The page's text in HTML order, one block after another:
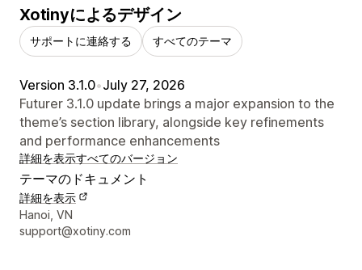
Xotinyによるデザイン
サポートに連絡する すべてのテーマ
Version 3.1.0•July 27, 2026
Futurer 3.1.0 update brings a major expansion to the
theme’s section library, alongside key refinements
and performance enhancements
詳細を表示すべてのバージョン
テーマのドキュメント
詳細を表示
デザイナーの連絡先情報
Hanoi, VN
support@xotiny.com